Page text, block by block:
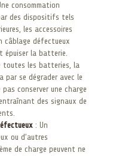
consommation
des dispositifs tels
les accessoires
câblage défectueux
épuiser la batterie.
toutes les batteries, la
par se dégrader avec le
conserver une charge
des signaux de
: Un
ou d’autres
de charge peuvent ne